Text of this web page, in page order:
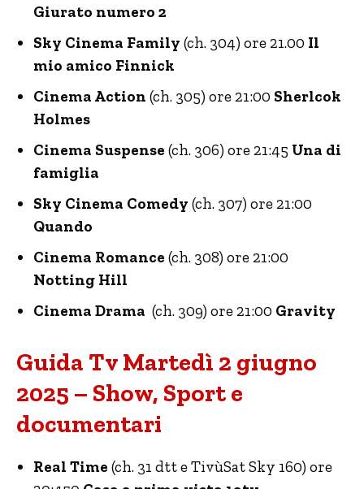
Giurato numero 2
Sky Cinema Family (ch. 304) ore 21.00 Il
mio amico Finnick
Cinema Action (ch. 305) ore 21:00 Sherlcok
Holmes
Cinema Suspense (ch. 306) ore 21:45 Una di
famiglia
Sky Cinema Comedy (ch. 307) ore 21:00
Quando
Cinema Romance (ch. 308) ore 21:00
Notting Hill
Cinema Drama (ch. 309) ore 21:00 Gravity
Guida Tv Martedì 2 giugno
2025 – Show, Sport e
documentari
Real Time (ch. 31 dtt e TivùSat Sky 160) ore